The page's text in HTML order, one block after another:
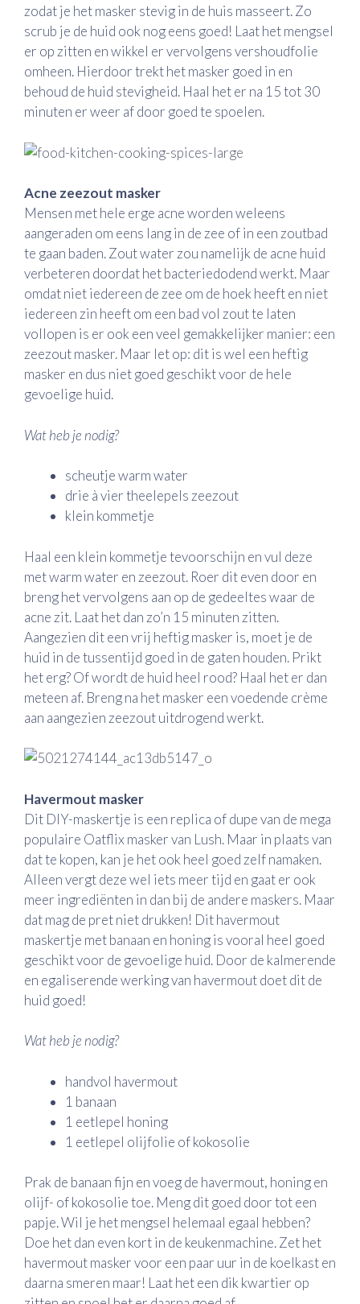
zodat je het masker stevig in de huis masseert. Zo
scrub je de huid ook nog eens goed! Laat het mengsel
er op zitten en wikkel er vervolgens vershoudfolie
omheen. Hierdoor trekt het masker goed in en
behoud de huid stevigheid. Haal het er na 15 tot 30
minuten er weer af door goed te spoelen.
Acne zeezout masker
Mensen met hele erge acne worden weleens
aangeraden om eens lang in de zee of in een zoutbad
te gaan baden. Zout water zou namelijk de acne huid
verbeteren doordat het bacteriedodend werkt. Maar
omdat niet iedereen de zee om de hoek heeft en niet
iedereen zin heeft om een bad vol zout te laten
vollopen is er ook een veel gemakkelijker manier: een
zeezout masker. Maar let op: dit is wel een heftig
masker en dus niet goed geschikt voor de hele
gevoelige huid.
Wat heb je nodig?
scheutje warm water
drie à vier theelepels zeezout
klein kommetje
Haal een klein kommetje tevoorschijn en vul deze
met warm water en zeezout. Roer dit even door en
breng het vervolgens aan op de gedeeltes waar de
acne zit. Laat het dan zo’n 15 minuten zitten.
Aangezien dit een vrij heftig masker is, moet je de
huid in de tussentijd goed in de gaten houden. Prikt
het erg? Of wordt de huid heel rood? Haal het er dan
meteen af. Breng na het masker een voedende crème
aan aangezien zeezout uitdrogend werkt.
Havermout masker
Dit DIY-maskertje is een replica of dupe van de mega
populaire Oatflix masker van Lush. Maar in plaats van
dat te kopen, kan je het ook heel goed zelf namaken.
Alleen vergt deze wel iets meer tijd en gaat er ook
meer ingrediënten in dan bij de andere maskers. Maar
dat mag de pret niet drukken! Dit havermout
maskertje met banaan en honing is vooral heel goed
geschikt voor de gevoelige huid. Door de kalmerende
en egaliserende werking van havermout doet dit de
huid goed!
Wat heb je nodig?
handvol havermout
1 banaan
1 eetlepel honing
1 eetlepel olijfolie of kokosolie
Prak de banaan fijn en voeg de havermout, honing en
olijf- of kokosolie toe. Meng dit goed door tot een
papje. Wil je het mengsel helemaal egaal hebben?
Doe het dan even kort in de keukenmachine. Zet het
havermout masker voor een paar uur in de koelkast en
daarna smeren maar! Laat het een dik kwartier op